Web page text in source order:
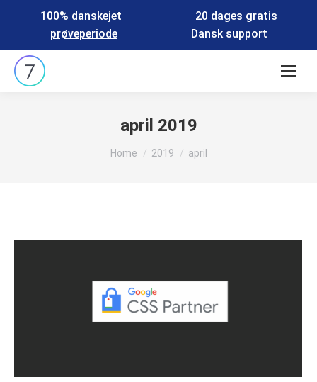
100% danskejet
20 dages gratis
prøveperiode
Dansk support
Search:
april 2019
You are here:
Home 2019 april